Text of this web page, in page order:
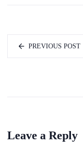
PREVIOUS POST
Leave a Reply